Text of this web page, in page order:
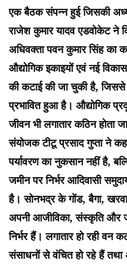
एक बैठक संपन्न हुई जिसकी
राजेश कुमार यादव एडवोकेट ने
अधिवक्ता पवन कुमार सिंह का
औद्योगिक इकाइयों एवं नई
की कटाई की जा चुकी है,
प्रभावित हुआ है। औद्योगिक
जीवन भी लगातार कठिन होता
संयोजक टीटू प्रसाद गुप्ता ने
पर्यावरण का नुकसान नहीं है,
जमीन पर निर्भर आदिवासी
है। सोनभद्र के गोंड, बैगा,
अपनी आजीविका, संस्कृति और
निर्भर हैं। लगातार हो रही वन
संसाधनों से वंचित हो रहे हैं